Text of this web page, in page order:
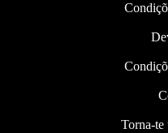
Torna-te